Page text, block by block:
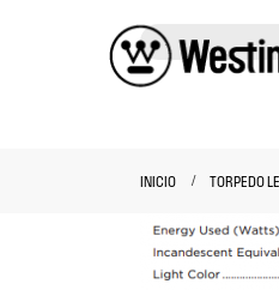
INICIO TORPEDO